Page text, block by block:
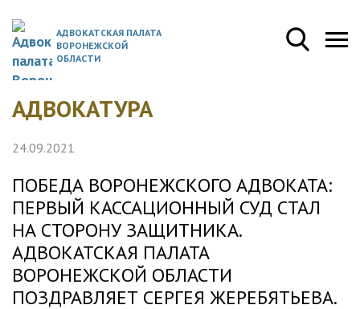
АДВОКАТСКАЯ ПАЛАТА
ВОРОНЕЖСКОЙ
ОБЛАСТИ
АДВОКАТУРА
24.09.2021
ПОБЕДА ВОРОНЕЖСКОГО АДВОКАТА:
ПЕРВЫЙ КАССАЦИОННЫЙ СУД СТАЛ
НА СТОРОНУ ЗАЩИТНИКА.
АДВОКАТСКАЯ ПАЛАТА
ВОРОНЕЖСКОЙ ОБЛАСТИ
ПОЗДРАВЛЯЕТ СЕРГЕЯ ЖЕРЕБЯТЬЕВА.